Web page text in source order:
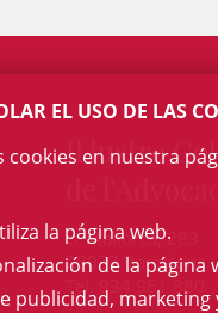
Il·lustre
c/ Mallorca, 283
08037 Barcelona
Tel. 934 961 880
EL USO DE LAS
cookies en nuestra
la página web.
de la página
publicidad, marketing